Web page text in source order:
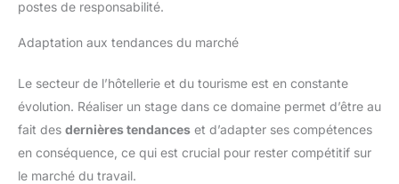
postes de responsabilité.
Adaptation aux tendances du marché
Le secteur de l’hôtellerie et du tourisme est en constante
évolution. Réaliser un stage dans ce domaine permet d’être au
fait des dernières tendances et d’adapter ses compétences
en conséquence, ce qui est crucial pour rester compétitif sur
le marché du travail.